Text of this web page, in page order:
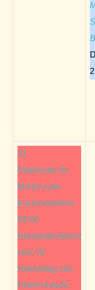
31
Pfarrkirche St.
Martin Luhe
Eucharistiefeier
09:30
Dankgottesdienst
zum 70.
Geburtstag von
Pfarrer Arnold